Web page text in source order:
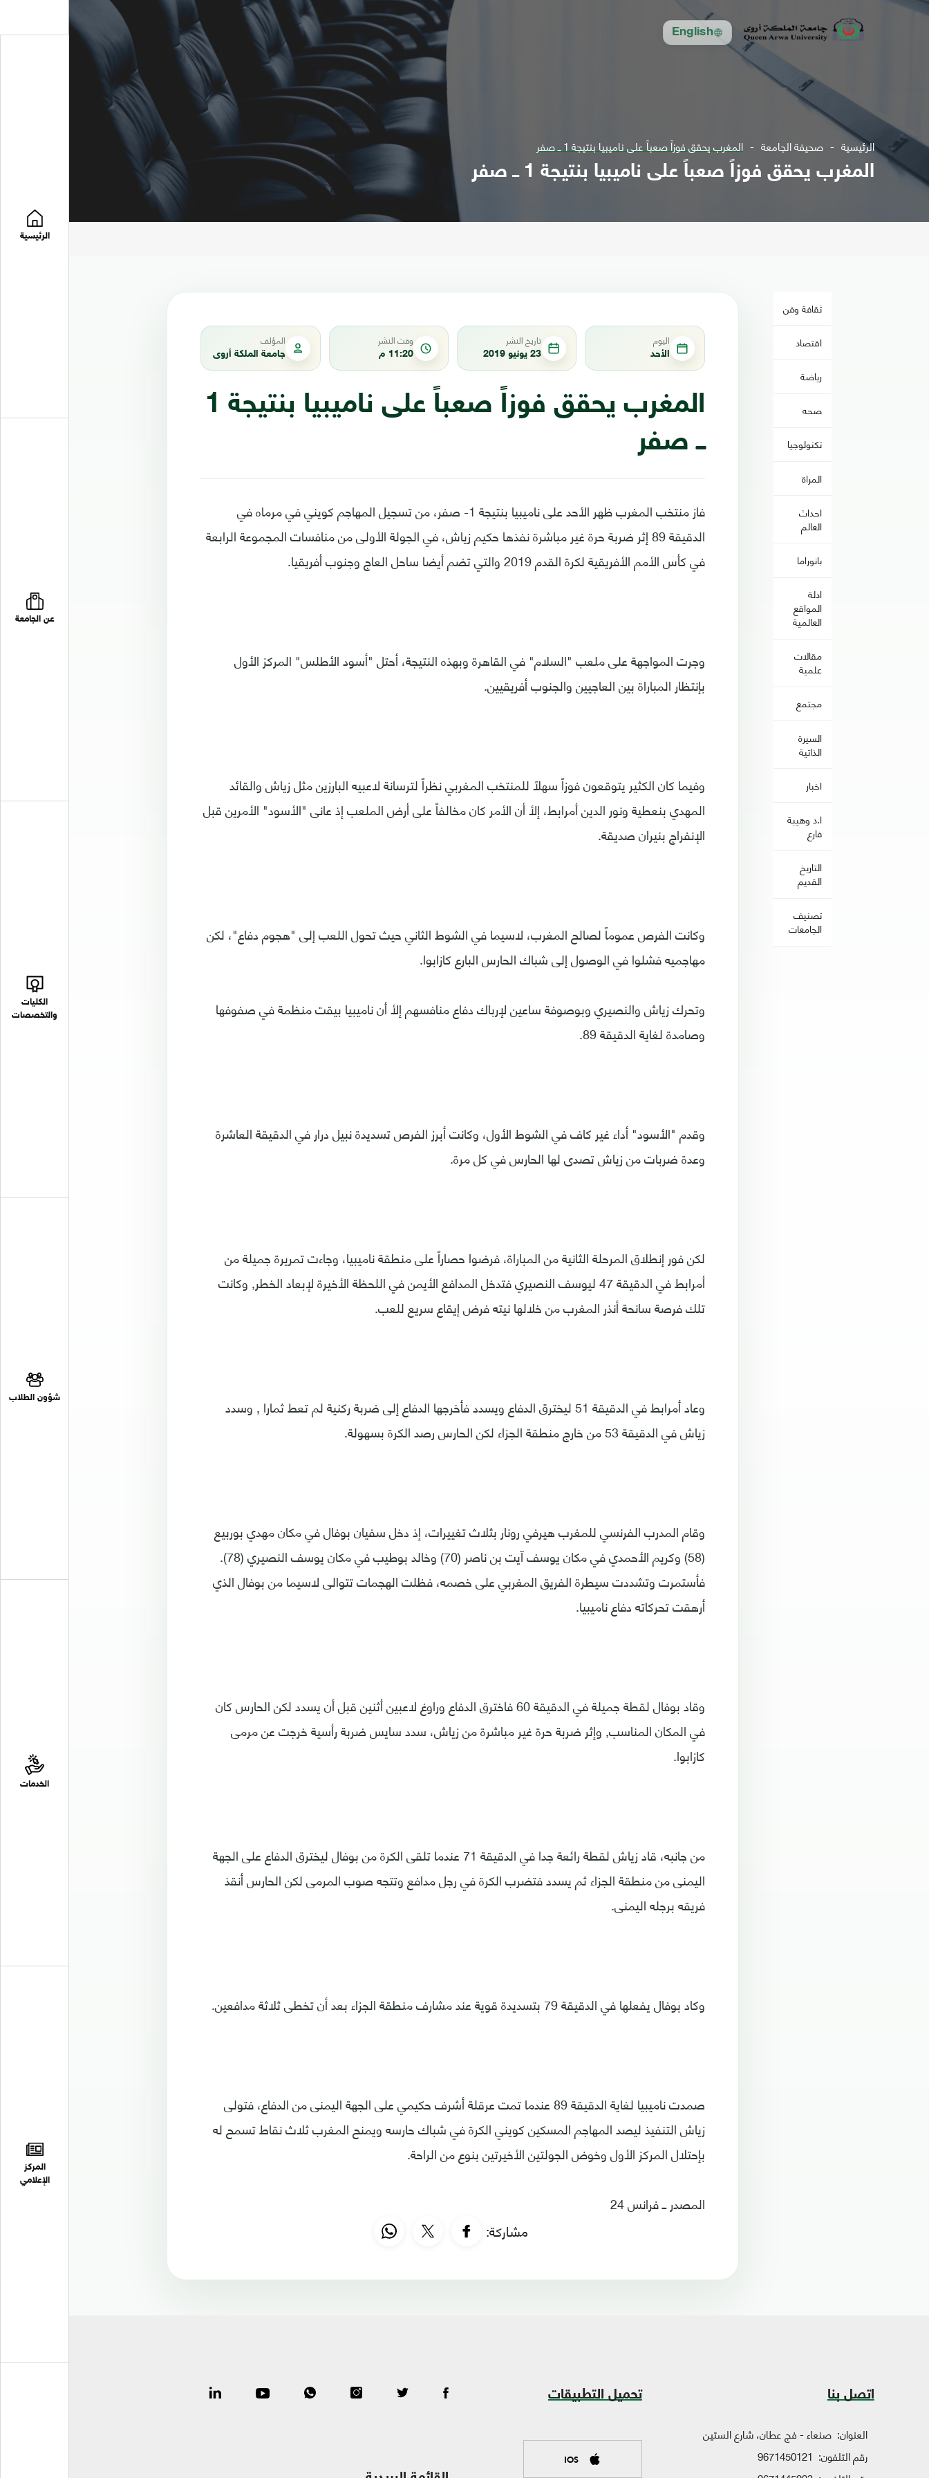
English
الرئيسية
عن الجامعة
الكليات
والتخصصات
شؤون الطلاب
الخدمات
المركز
الإعلامي
الرئيسية صحيفة الجامعة المغرب يحقق فوزاً صعباً على ناميبيا بنتيجة 1 ــ صفر
المغرب يحقق فوزاً صعباً على ناميبيا بنتيجة 1 ــ صفر
ثقافة وفن
اقتصاد
رياضة
صحه
تكنولوجيا
المراة
احداث
العالم
بانوراما
ادلة
المواقع
العالمية
مقالات
علمية
مجتمع
السيرة
الذاتية
اخبار
ا.د وهيبة
فارع
التاريخ
القديم
تصنيف
الجامعات
اليوم
الأحد
تاريخ النشر
23 يونيو 2019
وقت النشر
11:20 م
المؤلف
جامعة الملكة أروى
المغرب يحقق فوزاً صعباً على ناميبيا بنتيجة 1
ــ صفر
فاز منتخب المغرب ظهر الأحد على ناميبيا بنتيجة 1- صفر، من تسجيل المهاجم كويني في مرماه في
الدقيقة 89 إثر ضربة حرة غير مباشرة نفذها حكيم زياش، في الجولة الأولى من منافسات المجموعة الرابعة
في كأس الأمم الأفريقية لكرة القدم 2019 والتي تضم أيضا ساحل العاج وجنوب أفريقيا.
وجرت المواجهة على ملعب "السلام" في القاهرة وبهذه النتيجة، أحتل "أسود الأطلس" المركز الأول
بإنتظار المباراة بين العاجيين والجنوب أفريقيين.
وفيما كان الكثير يتوقعون فوزاً سهلاً للمنتخب المغربي نظراً لترسانة لاعبيه البارزين مثل زياش والقائد
المهدي بنعطية ونور الدين أمرابط، إلأ أن الأمر كان مخالفاً على أرض الملعب إذ عانى "الأسود" الأمرين قبل
الإنفراج بنيران صديقة.
وكانت الفرص عموماً لصالح المغرب، لاسيما في الشوط الثاني حيث تحول اللعب إلى "هجوم دفاع"، لكن
مهاجميه فشلوا في الوصول إلى شباك الحارس البارع كازابوا.
وتحرك زياش والنصيري وبوصوفة ساعين لإرباك دفاع منافسهم إلأ أن ناميبيا بيقت منظمة في صفوفها
وصامدة لغاية الدقيقة 89.
وقدم "الأسود" أداء غير كاف في الشوط الأول، وكانت أبرز الفرص تسديدة نبيل درار في الدقيقة العاشرة
وعدة ضربات من زياش تصدى لها الحارس في كل مرة.
لكن فور إنطلاق المرحلة الثانية من المباراة، فرضوا حصاراً على منطقة ناميبيا، وجاءت تمريرة جميلة من
أمرابط في الدقيقة 47 ليوسف النصيري فتدخل المدافع الأيمن في اللحظة الأخيرة لإبعاد الخطر, وكانت
تلك فرصة سانحة أنذر المغرب من خلالها نيته فرض إيقاع سريع للعب.
وعاد أمرابط في الدقيقة 51 ليخترق الدفاع ويسدد فأخرجها الدفاع إلى ضربة ركنية لم تعط ثمارا , وسدد
زياش في الدقيقة 53 من خارج منطقة الجزاء لكن الحارس رصد الكرة بسهولة.
وقام المدرب الفرنسي للمغرب هيرفي رونار بثلاث تغييرات، إذ دخل سفيان بوفال في مكان مهدي بوربيع
(58) وكريم الأحمدي في مكان يوسف آيت بن ناصر (70) وخالد بوطيب في مكان يوسف النصيري (78).
فأستمرت وتشددت سيطرة الفريق المغربي على خصمه، فظلت الهجمات تتوالى لاسيما من بوفال الذي
أرهقت تحركاته دفاع ناميبيا.
وقاد بوفال لقطة جميلة في الدقيقة 60 فاخترق الدفاع وراوغ لاعبين أثنين قبل أن يسدد لكن الحارس كان
في المكان المناسب, وإثر ضربة حرة غير مباشرة من زياش، سدد سايس ضربة رأسية خرجت عن مرمى
كازابوا.
من جانبه، قاد زياش لقطة رائعة جدا في الدقيقة 71 عندما تلقى الكرة من بوفال ليخترق الدفاع على الجهة
اليمنى من منطقة الجزاء ثم يسدد فتضرب الكرة في رجل مدافع وتتجه صوب المرمى لكن الحارس أنقذ
فريقه برجله اليمنى.
وكاد بوفال يفعلها في الدقيقة 79 بتسديدة قوية عند مشارف منطقة الجزاء بعد أن تخطى ثلاثة مدافعين.
صمدت ناميبيا لغاية الدقيقة 89 عندما تمت عرقلة أشرف حكيمي على الجهة اليمنى من الدفاع، فتولى
زياش التنفيذ ليصد المهاجم المسكين كويني الكرة في شباك حارسه ويمنح المغرب ثلاث نقاط تسمح له
بإحتلال المركز الأول وخوض الجولتين الأخيرتين بنوع من الراحة.
المصدر ــ فرانس 24
مشاركة:
اتصل بنا
العنوان: صنعاء - فج عطان، شارع الستين
رقم التلفون: 9671450121
تحميل التطبيقات
IOS